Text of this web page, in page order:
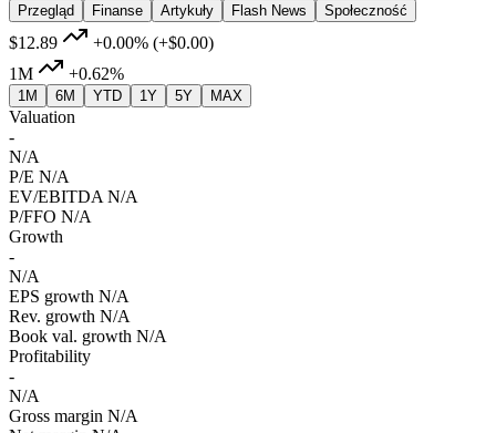
Przegląd
Finanse Artykuły Flash News Społeczność
$12.89 +0.00% (+$0.00)
1M
+0.62%
1M 6M YTD 1Y 5Y MAX
Valuation
-
N/A
P/E N/A
EV/EBITDA N/A
P/FFO N/A
Growth
-
N/A
EPS growth N/A
Rev. growth N/A
Book val. growth N/A
Profitability
-
N/A
Gross margin N/A